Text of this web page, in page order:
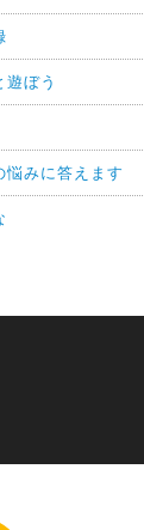
遊ぼう
悩みに答えます